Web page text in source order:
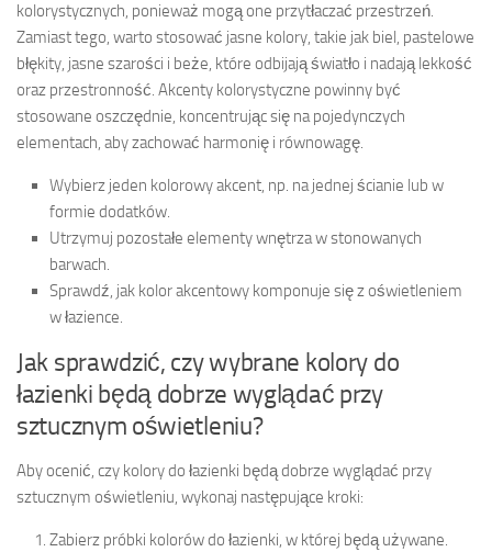
kolorystycznych, ponieważ mogą one przytłaczać przestrzeń.
Zamiast tego, warto stosować jasne kolory, takie jak biel, pastelowe
błękity, jasne szarości i beże, które odbijają światło i nadają lekkość
oraz przestronność. Akcenty kolorystyczne powinny być
stosowane oszczędnie, koncentrując się na pojedynczych
elementach, aby zachować harmonię i równowagę.
Wybierz jeden kolorowy akcent, np. na jednej ścianie lub w
formie dodatków.
Utrzymuj pozostałe elementy wnętrza w stonowanych
barwach.
Sprawdź, jak kolor akcentowy komponuje się z oświetleniem
w łazience.
Jak sprawdzić, czy wybrane kolory do
łazienki będą dobrze wyglądać przy
sztucznym oświetleniu?
Aby ocenić, czy kolory do łazienki będą dobrze wyglądać przy
sztucznym oświetleniu, wykonaj następujące kroki:
Zabierz próbki kolorów do łazienki, w której będą używane.